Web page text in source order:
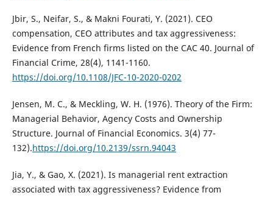
Jbir, S., Neifar, S., & Makni Fourati, Y. (2021). CEO
compensation, CEO attributes and tax aggressiveness:
Evidence from French firms listed on the CAC 40. Journal of
Financial Crime, 28(4), 1141-1160.
https://doi.org/10.1108/JFC-10-2020-0202
Jensen, M. C., & Meckling, W. H. (1976). Theory of the Firm:
Managerial Behavior, Agency Costs and Ownership
Structure. Journal of Financial Economics. 3(4) 77-
132).https://doi.org/10.2139/ssrn.94043
Jia, Y., & Gao, X. (2021). Is managerial rent extraction
associated with tax aggressiveness? Evidence from